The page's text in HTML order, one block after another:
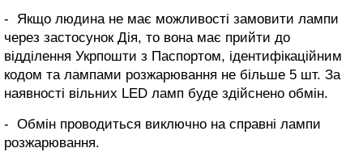
- Якщо людина не має можливості замовити лампи
через застосунок Дія, то вона має прийти до
відділення Укрпошти з Паспортом, ідентифікаційним
кодом та лампами розжарювання не більше 5 шт. За
наявності вільних LED ламп буде здійснено обмін.
- Обмін проводиться виключно на справні лампи
розжарювання.